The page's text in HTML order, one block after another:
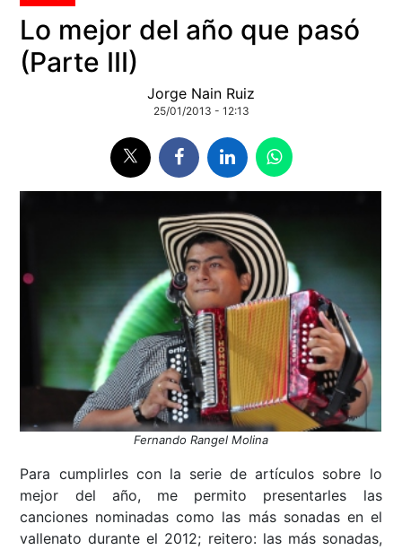
Lo mejor del año que pasó
(Parte III)
Jorge Nain Ruiz
25/01/2013 - 12:13
Fernando Rangel Molina
Para cumplirles con la serie de artículos sobre lo
mejor del año, me permito presentarles las
canciones nominadas como las más sonadas en el
vallenato durante el 2012; reitero: las más sonadas,